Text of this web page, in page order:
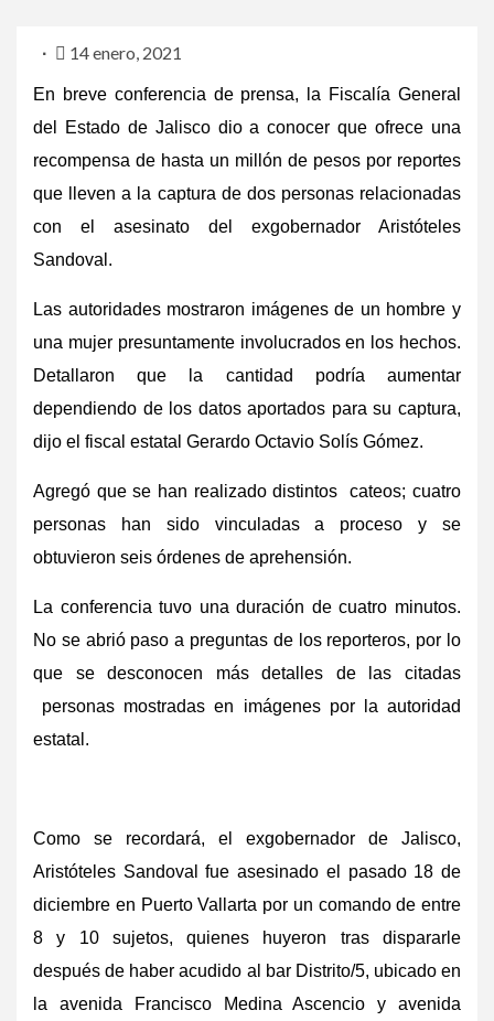
14 enero, 2021
En breve conferencia de prensa, la Fiscalía General
del Estado de Jalisco dio a conocer que ofrece una
recompensa de hasta un millón de pesos por reportes
que lleven a la captura de dos personas relacionadas
con el asesinato del exgobernador Aristóteles
Sandoval.
Las autoridades mostraron imágenes de un hombre y
una mujer presuntamente involucrados en los hechos.
Detallaron que la cantidad podría aumentar
dependiendo de los datos aportados para su captura,
dijo el fiscal estatal Gerardo Octavio Solís Gómez.
Agregó que se han realizado distintos cateos; cuatro
personas han sido vinculadas a proceso y se
obtuvieron seis órdenes de aprehensión.
La conferencia tuvo una duración de cuatro minutos.
No se abrió paso a preguntas de los reporteros, por lo
que se desconocen más detalles de las citadas
personas mostradas en imágenes por la autoridad
estatal.
Como se recordará, el exgobernador de Jalisco,
Aristóteles Sandoval fue asesinado el pasado 18 de
diciembre en Puerto Vallarta por un comando de entre
8 y 10 sujetos, quienes huyeron tras dispararle
después de haber acudido al bar Distrito/5, ubicado en
la avenida Francisco Medina Ascencio y avenida